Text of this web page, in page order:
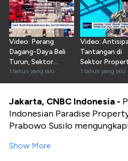
Video: Perang
Dagang-Daya Beli
Turun, Sektor
Properti Masih
Sakti?
1 tahun yang lalu
Video:
Tantangan di
Sektor
Pengembang
Ini
1 tahun yang lalu
Jakarta, CNBC Indonesia -
Indonesian Paradise
Prabowo Susilo
Show More